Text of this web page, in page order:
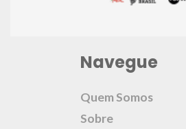
Navegue
Quem Somos
Sobre